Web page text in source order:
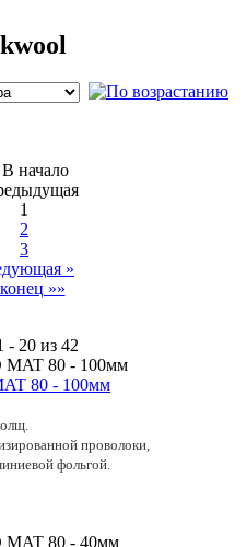
начало
1
2
3
»
»»
- 20 из 42
80 - 100мм
проволоки,
фольгой.